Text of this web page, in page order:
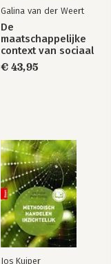
Galina van der Weert
De
maatschappelijke
context van sociaal
werk
€ 43,95
Jos Kuiper